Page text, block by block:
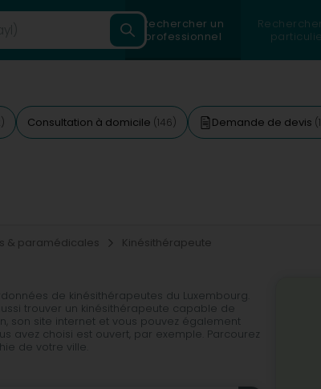
Rechercher un
professionnel
Consultation à domicile (146) Demande de devis
& paramédicales Kinésithérapeute
de kinésithérapeutes du Luxembourg.
trouver un kinésithérapeute capable de
son site internet et vous pouvez également
avez choisi est ouvert, par exemple. Parcourez
de votre ville.